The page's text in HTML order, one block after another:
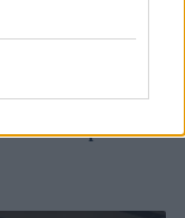
un percorso